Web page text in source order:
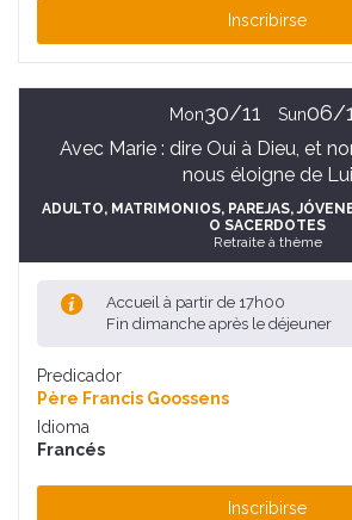
Inscribirse
Mon30/11 Sun06/
Avec Marie : dire Oui à Dieu, et
nous éloigne de Lui
ADULTO, MATRIMONIOS, PAREJAS,
O SACERDOTES
Retraite à thème
Accueil à partir de 17h00
Fin dimanche après le déjeuner
Predicador
Père Francis Goossens
Idioma
Francés
Inscribirse